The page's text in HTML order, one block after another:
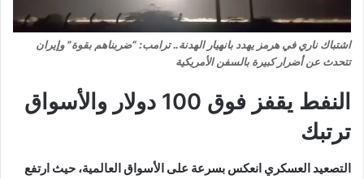
اشتباك ناري في هرمز يهدد بانهيار الهدنة.. ترامب: “ضربناهم بقوة” وإيران
تتحدث عن أضرار كبيرة بالسفن الأمريكية
النفط يقفز فوق 100 دولار والأسواق
ترتبك
التصعيد العسكري انعكس بسرعة على الأسواق العالمية، حيث ارتفع